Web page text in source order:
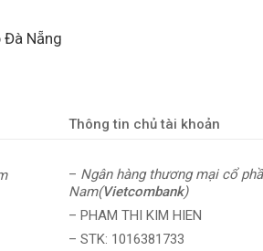
Nẵng
Thông tin chủ tài khoản
– Ngân hàng thương mại cổ
Nam(Vietcombank)
– PHAM THI KIM HIEN
– STK: 1016381733